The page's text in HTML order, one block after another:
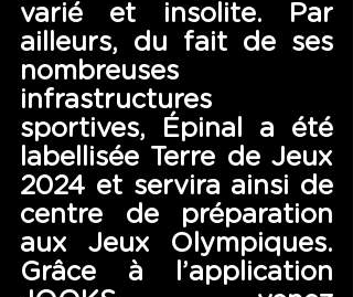
varié et insolite. Par
ailleurs, du fait de ses
nombreuses
infrastructures
sportives, Épinal a été
labellisée Terre de Jeux
2024 et servira ainsi de
centre de préparation
aux Jeux Olympiques.
Grâce à l’application